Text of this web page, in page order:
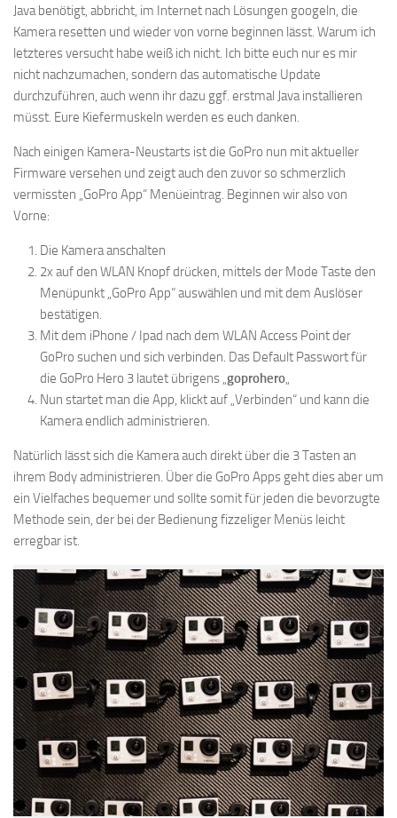
Java benötigt, abbricht, im Internet nach Lösungen googeln, die
Kamera resetten und wieder von vorne beginnen lässt. Warum ich
letzteres versucht habe weiß ich nicht. Ich bitte euch nur es mir
nicht nachzumachen, sondern das automatische Update
durchzuführen, auch wenn ihr dazu ggf. erstmal Java installieren
müsst. Eure Kiefermuskeln werden es euch danken.
Nach einigen Kamera-Neustarts ist die GoPro nun mit aktueller
Firmware versehen und zeigt auch den zuvor so schmerzlich
vermissten „GoPro App“ Menüeintrag. Beginnen wir also von
Vorne:
Die Kamera anschalten
2x auf den WLAN Knopf drücken, mittels der Mode Taste den
Menüpunkt „GoPro App“ auswählen und mit dem Auslöser
bestätigen.
Mit dem iPhone / Ipad nach dem WLAN Access Point der
GoPro suchen und sich verbinden. Das Default Passwort für
die GoPro Hero 3 lautet übrigens „goprohero„
Nun startet man die App, klickt auf „Verbinden“ und kann die
Kamera endlich administrieren.
Natürlich lässt sich die Kamera auch direkt über die 3 Tasten an
ihrem Body administrieren. Über die GoPro Apps geht dies aber um
ein Vielfaches bequemer und sollte somit für jeden die bevorzugte
Methode sein, der bei der Bedienung fizzeliger Menüs leicht
erregbar ist.